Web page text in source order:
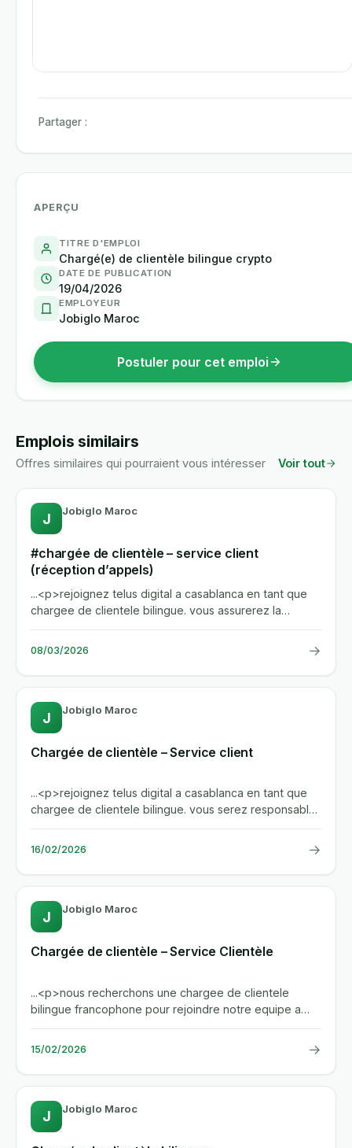
Partager :
APERÇU
TITRE D'EMPLOI
Chargé(e) de clientèle bilingue crypto
DATE DE PUBLICATION
19/04/2026
EMPLOYEUR
Jobiglo Maroc
Postuler pour cet emploi
Emplois similairs
Offres similaires qui pourraient vous intéresser Voir tout
J Jobiglo Maroc
#chargée de clientèle – service client
(réception d’appels)
...<p>rejoignez telus digital a casablanca en tant que
chargee de clientele bilingue. vous assurerez la
reception et la...
08/03/2026 →
J Jobiglo Maroc
Chargée de clientèle – Service client
...<p>rejoignez telus digital a casablanca en tant que
chargee de clientele bilingue. vous serez responsable
de la...
16/02/2026 →
J Jobiglo Maroc
Chargée de clientèle – Service Clientèle
...<p>nous recherchons une chargee de clientele
bilingue francophone pour rejoindre notre equipe a
marrakech. vous serez...
15/02/2026 →
J Jobiglo Maroc